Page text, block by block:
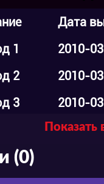
Дата
1 2010-
2 2010-
3 2010-
2010-
5
Показать
(0)